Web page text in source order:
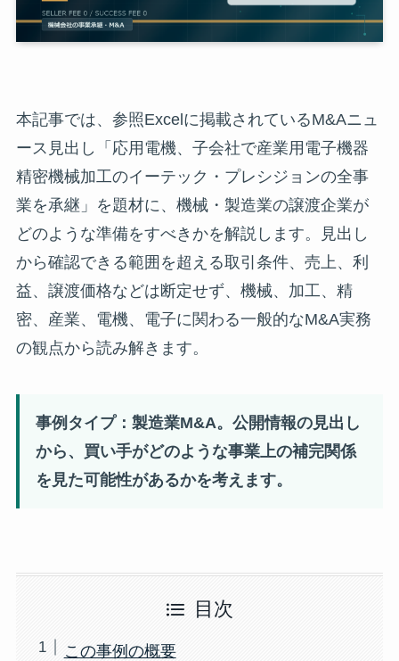
本記事では、参照Excelに掲載されているM&Aニュ
ース見出し「応用電機、子会社で産業用電子機器
精密機械加工のイーテック・プレシジョンの全事
業を承継」を題材に、機械・製造業の譲渡企業が
どのような準備をすべきかを解説します。見出し
から確認できる範囲を超える取引条件、売上、利
益、譲渡価格などは断定せず、機械、加工、精
密、産業、電機、電子に関わる一般的なM&A実務
の観点から読み解きます。
事例タイプ：製造業M&A。公開情報の見出し
から、買い手がどのような事業上の補完関係
を見た可能性があるかを考えます。
目次
この事例の概要